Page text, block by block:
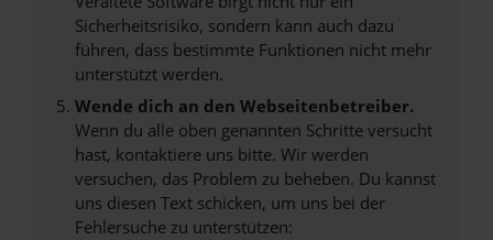
Sicherheitsrisiko, sondern kann auch dazu
führen, dass bestimmte Funktionen nicht mehr
unterstützt werden.
Wende dich an den Webseitenbetreiber.
Wenn du alle oben genannten Schritte versucht
hast, kontaktiere uns bitte. Wir werden
versuchen, das Problem zu beheben. Du kannst
uns diesen Text schicken, um uns bei der
Fehlersuche zu unterstützen: